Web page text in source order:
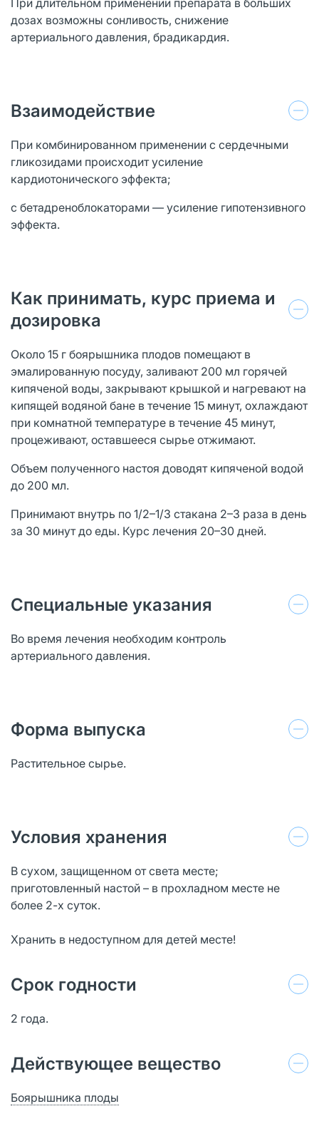
дозах возможны сонливость, снижение
артериального давления, брадикардия.
Взаимодействие
При комбинированном применении с сердечными
гликозидами происходит усиление
кардиотонического эффекта;
с бетадреноблокаторами — усиление гипотензивного
эффекта.
Как принимать, курс приема и
дозировка
Около 15 г боярышника плодов помещают в
эмалированную посуду, заливают 200 мл горячей
кипяченой воды, закрывают крышкой и нагревают на
кипящей водяной бане в течение 15 минут, охлаждают
при комнатной температуре в течение 45 минут,
процеживают, оставшееся сырье отжимают.
Объем полученного настоя доводят кипяченой водой
до 200 мл.
Принимают внутрь по 1/2–1/3 стакана 2–3 раза в день
за 30 минут до еды. Курс лечения 20–30 дней.
Специальные указания
Во время лечения необходим контроль
артериального давления.
Форма выпуска
Растительное сырье.
Условия хранения
В сухом, защищенном от света месте;
приготовленный настой – в прохладном месте не
более 2-х суток.
Хранить в недоступном для детей месте!
Срок годности
2 года.
Действующее вещество
Боярышника плоды